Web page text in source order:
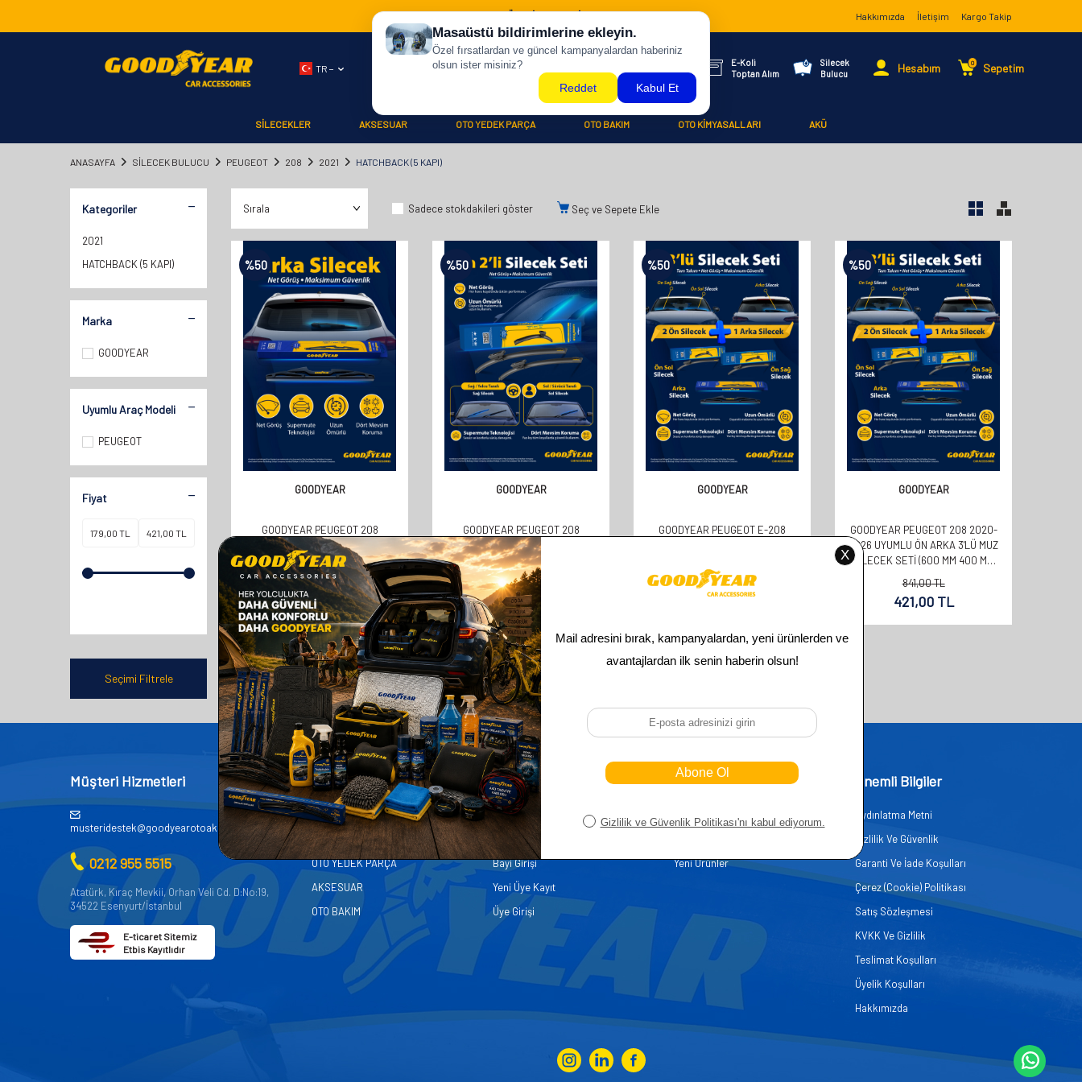
500 TL ÜZERİ KARGO BİZDEN ! Hakkımızda İletişim Kargo Takip
TR −
E-Koli
Toptan Alım
Silecek
Bulucu
Hesabım 0 Sepetim
SİLECEKLER AKSESUAR OTO YEDEK PARÇA OTO BAKIM OTO KİMYASALLARI AKÜ
ANASAYFA SILECEK BULUCU PEUGEOT 208 2021 HATCHBACK (5 KAPI)
Kategoriler
2021
HATCHBACK (5 KAPI)
Marka
GOODYEAR
Uyumlu Araç Modeli
PEUGEOT
Fiyat
Seçimi Filtrele
Sadece stokdakileri göster Seç ve Sepete Ekle
%50
GOODYEAR
GOODYEAR PEUGEOT 208
HATCHBACK 2020-2025 ARASI
UYUMLU ARKA SILECEK (350MM)
358,00TL
179,00TL
%50
GOODYEAR
GOODYEAR PEUGEOT 208
SUPERMUTE 2'LI MUZ SILECEK
TAKIMI 2012-2022 HATCHBACK (5
KAPI) (650MM+400MM)
610,00TL
305,00TL
%50
GOODYEAR
GOODYEAR PEUGEOT E-208
400 MM 350 MM)
841,00TL
421,00TL
%50
GOODYEAR
GOODYEAR PEUGEOT 208 2020-
2026 UYUMLU ÖN ARKA 3'LÜ MUZ
SILECEK SETI (600 MM 400 MM
841,00TL
421,00TL
ürün bulunmaktadır.
Müşteri Hizmetleri
musteridestek@goodyearotoaksesuar.com.tr
0212 955 5515
Atatürk, Kıraç Mevkii, Orhan Veli Cd. D:No:19,
34522 Esenyurt/İstanbul
E-ticaret Sitemiz
Etbis Kayıtlıdır
Kategoriler
AKÜ
OTO KİMYASALLARI
OTO YEDEK PARÇA
AKSESUAR
OTO BAKIM
Üye
Sepetim
Bayi Kayıt
Bayi Girişi
Yeni Üye Kayıt
Üye Girişi
Hızlı Erişim
Yeni Ürünler
Önemli Bilgiler
Aydınlatma Metni
Gizlilik Ve Güvenlik
Garanti Ve İade Koşulları
Çerez (Cookie) Politikası
Satış Sözleşmesi
KVKK Ve Gizlilik
Teslimat Koşulları
Üyelik Koşulları
Hakkımızda